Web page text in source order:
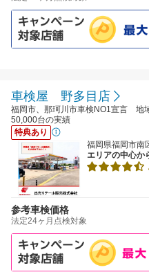
車検屋 野多目店
福岡市、那珂川市車検NO1宣言 地
50,000台の実績
特典あり
福岡県福岡市南
エリアの中心か
参考車検価格
法定24ヶ月点検対象